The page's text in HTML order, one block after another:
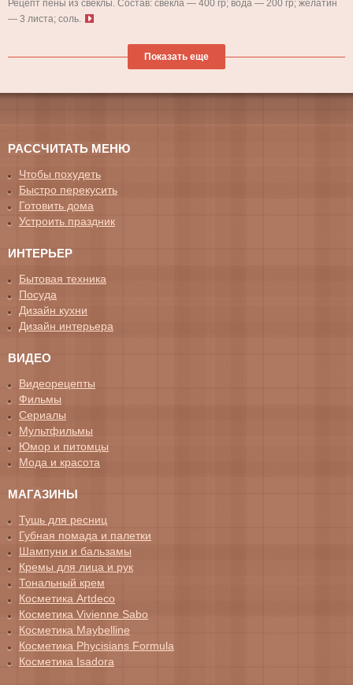
Рецепт пены из свеклы. Состав: свекла — 400 гр; вода — 200 гр; желатин
— 3 листа; соль.
Показать еще
РАССЧИТАТЬ МЕНЮ
Чтобы похудеть
Быстро перекусить
Готовить дома
Устроить праздник
ИНТЕРЬЕР
Бытовая техника
Посуда
Дизайн кухни
Дизайн интерьера
ВИДЕО
Видеорецепты
Фильмы
Сериалы
Мультфильмы
Юмор и питомцы
Мода и красота
МАГАЗИНЫ
Тушь для ресниц
Губная помада и палетки
Шампуни и бальзамы
Кремы для лица и рук
Тональный крем
Косметика Artdeco
Косметика Vivienne Sabo
Косметика Maybelline
Косметика Phycisians Formula
Косметика Isadora